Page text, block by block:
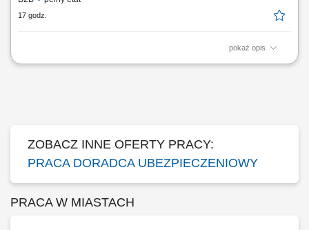
17 godz.
pokaż opis
Budowanie i pozyskiwanie własnego portfela klientów oraz relacji
ZOBACZ INNE OFERTY PRACY:
PRACA DORADCA UBEZPIECZENIOWY
PRACA W MIASTACH